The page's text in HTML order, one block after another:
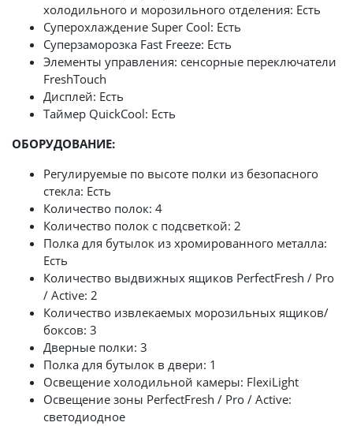
холодильного и морозильного отделения: Есть
Суперохлаждение Super Сool: Есть
Суперзаморозка Fast Freeze: Есть
Элементы управления: сенсорные переключатели
FreshTouch
Дисплей: Есть
Таймер QuickCool: Есть
ОБОРУДОВАНИЕ:
Регулируемые по высоте полки из безопасного
стекла: Есть
Количество полок: 4
Количество полок с подсветкой: 2
Полка для бутылок из хромированного металла:
Есть
Количество выдвижных ящиков PerfectFresh / Pro
/ Active: 2
Количество извлекаемых морозильных ящиков/
боксов: 3
Дверные полки: 3
Полка для бутылок в двери: 1
Освещение холодильной камеры: FlexiLight
Освещение зоны PerfectFresh / Pro / Active:
светодиодное